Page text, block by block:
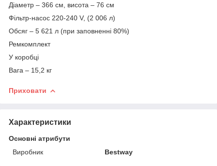
Діаметр – 366 см, висота – 76 см
Фільтр-насос 220-240 V, (2 006 л)
Обсяг – 5 621 л (при заповненні 80%)
Ремкомплект
У коробці
Вага – 15,2 кг
Приховати
Характеристики
Основні атрибути
Виробник
Bestway